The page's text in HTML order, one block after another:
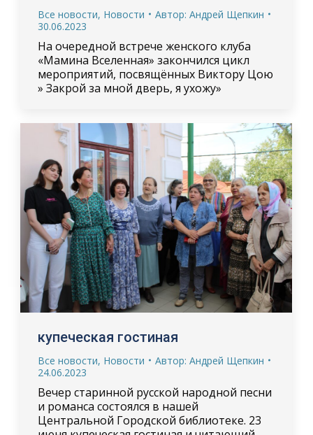
Все новости, Новости Автор: Андрей Щепкин
30.06.2023
На очередной встрече женского клуба
«Мамина Вселенная» закончился цикл
мероприятий, посвящённых Виктору Цою
» Закрой за мной дверь, я ухожу»
купеческая гостиная
Все новости, Новости Автор: Андрей Щепкин
24.06.2023
Вечер старинной русской народной песни
и романса состоялся в нашей
Центральной Городской библиотеке. 23